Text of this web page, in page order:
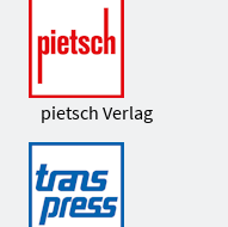
pietsch Verlag